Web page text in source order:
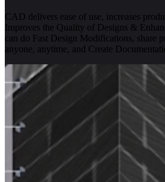
CAD delivers ease of use, increases
Improves the Quality of Designs &
can do Fast Design Modifications, share
anyone, anytime, and Create